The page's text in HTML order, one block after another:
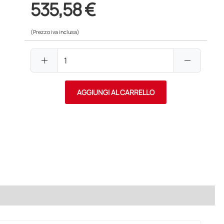
535,58 €
(Prezzo iva inclusa)
add remove
AGGIUNGI AL CARRELLO